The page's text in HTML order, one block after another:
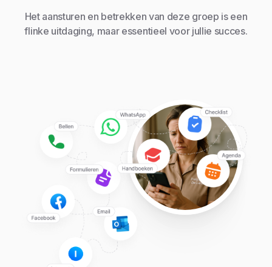
Het aansturen en betrekken van deze groep is een
flinke uitdaging, maar essentieel voor jullie succes.